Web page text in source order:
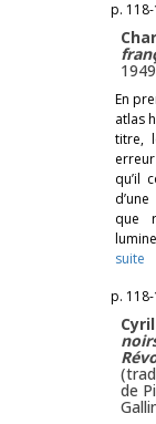
p.
En
atlas
titre,
qu’il
que
suite
p.
de